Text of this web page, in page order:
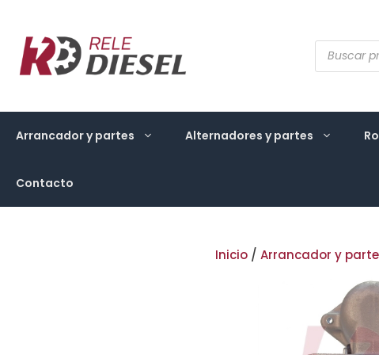
contenido
Búsqueda
de
productos
Arrancador y partes Alternadores y partes
Contacto
Inicio / Arrancador y